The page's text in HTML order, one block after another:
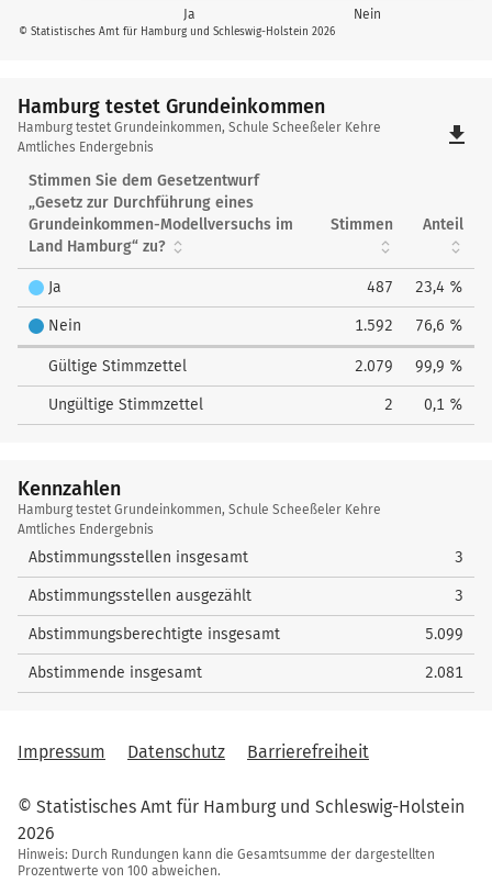
Ja Nein
© Statistisches Amt für Hamburg und Schleswig-Holstein 2026
Hamburg testet Grundeinkommen
Hamburg
testet
Grundeinkommen
Hamburg testet Grundeinkommen, Schule Scheeßeler Kehre
Amtliches Endergebnis
file_download
Stimmen Sie dem Gesetzentwurf
„Gesetz zur Durchführung eines
Grundeinkommen-Modellversuchs im
Land Hamburg“ zu?
Stimmen Anteil
Ja 487 23,4 %
Nein 1.592 76,6 %
Gültige Stimmzettel 2.079 99,9 %
Ungültige Stimmzettel 2 0,1 %
Kennzahlen
Kennzahlen
Hamburg testet Grundeinkommen, Schule Scheeßeler Kehre
Amtliches Endergebnis
Abstimmungsstellen insgesamt 3
Abstimmungsstellen ausgezählt 3
Abstimmungsberechtigte insgesamt 5.099
Abstimmende insgesamt 2.081
Impressum Datenschutz Barrierefreiheit
© Statistisches Amt für Hamburg und Schleswig-Holstein
2026
Hinweis: Durch Rundungen kann die Gesamtsumme der dargestellten
Prozentwerte von 100 abweichen.